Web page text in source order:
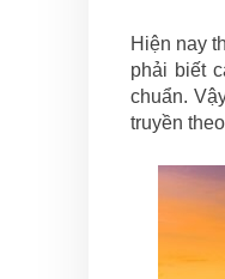
Hiện nay
phải biết
chuẩn.
truyền